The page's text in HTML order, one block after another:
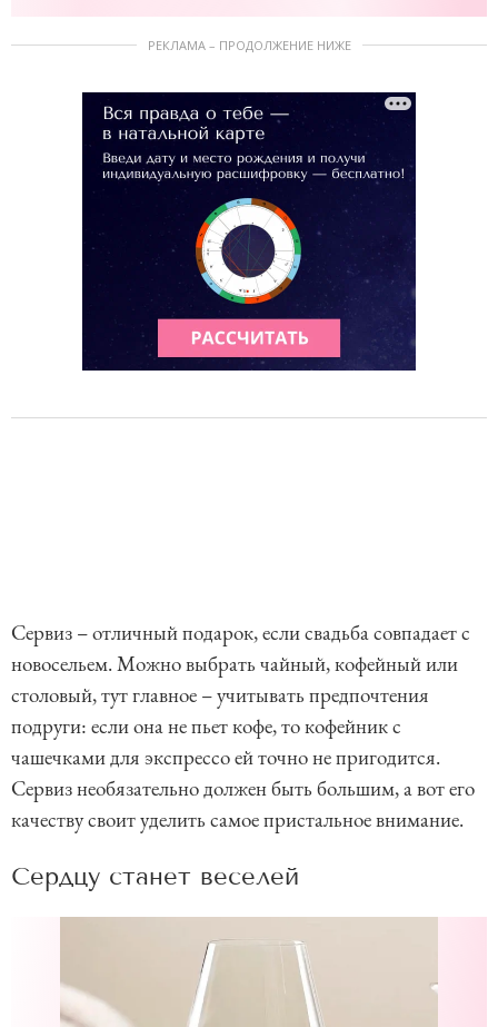
РЕКЛАМА – ПРОДОЛЖЕНИЕ НИЖЕ
Сервиз – отличный подарок, если свадьба совпадает с
новосельем. Можно выбрать чайный, кофейный или
столовый, тут главное – учитывать предпочтения
подруги: если она не пьет кофе, то кофейник с
чашечками для экспрессо ей точно не пригодится.
Сервиз необязательно должен быть большим, а вот его
качеству своит уделить самое пристальное внимание.
Сердцу станет веселей